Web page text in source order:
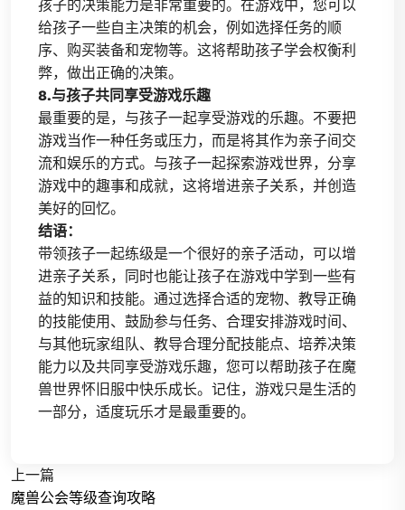
孩子的决策能力是非常重要的。在游戏中，您可以
给孩子一些自主决策的机会，例如选择任务的顺
序、购买装备和宠物等。这将帮助孩子学会权衡利
弊，做出正确的决策。
8.与孩子共同享受游戏乐趣
最重要的是，与孩子一起享受游戏的乐趣。不要把
游戏当作一种任务或压力，而是将其作为亲子间交
流和娱乐的方式。与孩子一起探索游戏世界，分享
游戏中的趣事和成就，这将增进亲子关系，并创造
美好的回忆。
结语：
带领孩子一起练级是一个很好的亲子活动，可以增
进亲子关系，同时也能让孩子在游戏中学到一些有
益的知识和技能。通过选择合适的宠物、教导正确
的技能使用、鼓励参与任务、合理安排游戏时间、
与其他玩家组队、教导合理分配技能点、培养决策
能力以及共同享受游戏乐趣，您可以帮助孩子在魔
兽世界怀旧服中快乐成长。记住，游戏只是生活的
一部分，适度玩乐才是最重要的。
上一篇
魔兽公会等级查询攻略